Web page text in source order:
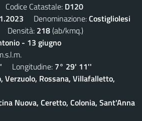
Codice Catastale: D120
Denominazione:Costigliolesi
Densità: 218(ab/kmq.)
- 13 giugno
Longitudine: 7° 29' 11''
Verzuolo, Rossana, Villafalletto,
Nuova, Ceretto, Colonia, Sant'Anna